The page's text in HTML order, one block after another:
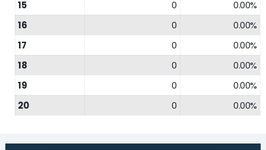
15
0
0.00%
16
0
0.00%
17
0
0.00%
18
0
0.00%
19
0
0.00%
20
0 0.00%